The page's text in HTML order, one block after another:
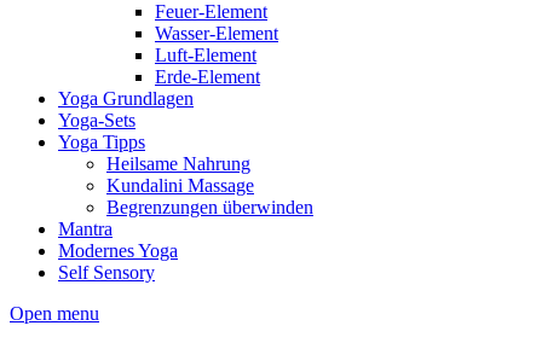
Feuer-Element
Wasser-Element
Luft-Element
Erde-Element
Yoga Grundlagen
Yoga-Sets
Yoga Tipps
Heilsame Nahrung
Kundalini Massage
Begrenzungen überwinden
Mantra
Modernes Yoga
Self Sensory
Open menu